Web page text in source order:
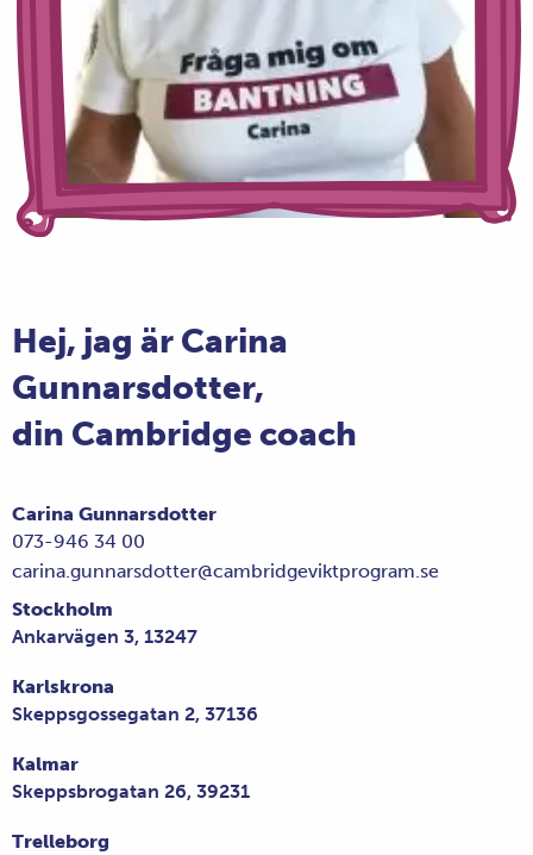
Hej, jag är Carina
Gunnarsdotter,
din Cambridge coach
Carina Gunnarsdotter
073-946 34 00
carina.gunnarsdotter@cambridgeviktprogram.se
Stockholm
Ankarvägen 3, 13247
Karlskrona
Skeppsgossegatan 2, 37136
Kalmar
Skeppsbrogatan 26, 39231
Trelleborg